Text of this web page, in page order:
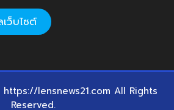
ว็บไซต์
lensnews21.com All Rights
Reserved.